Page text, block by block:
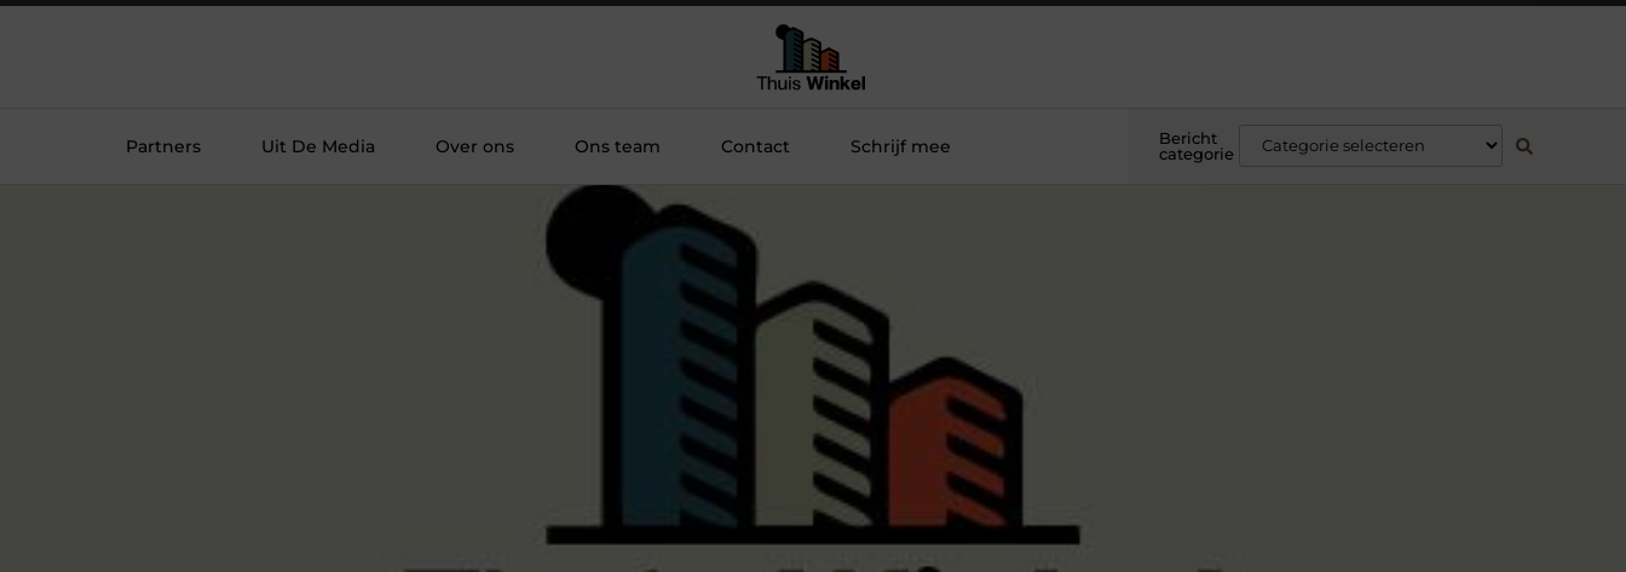
Partners Uit De Media Over ons Ons team Contact Schrijf mee
Bericht
categorie